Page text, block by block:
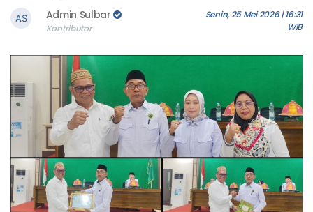
Admin Sulbar
Kontributor
Senin, 25 Mei 2026 | 16:31
WIB